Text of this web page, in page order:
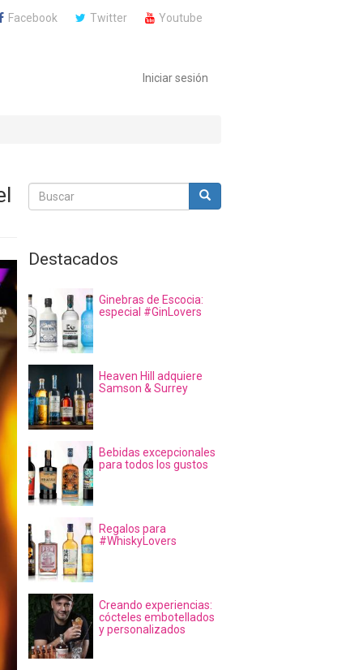
Facebook Twitter Youtube
Iniciar sesión
Buscar
Buscar Buscar
Destacados
Ginebras de Escocia:
especial #GinLovers
Heaven Hill adquiere
Samson & Surrey
Bebidas excepcionales
para todos los gustos
Regalos para
#WhiskyLovers
Creando experiencias:
cócteles embotellados
y personalizados